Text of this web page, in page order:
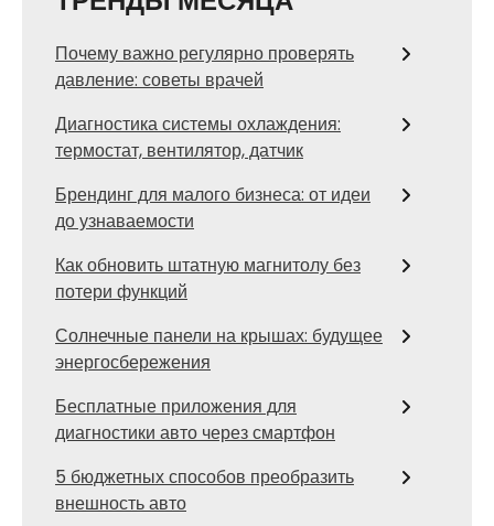
Почему важно регулярно проверять
давление: советы врачей
Диагностика системы охлаждения:
термостат, вентилятор, датчик
Брендинг для малого бизнеса: от идеи
до узнаваемости
Как обновить штатную магнитолу без
потери функций
Солнечные панели на крышах: будущее
энергосбережения
Бесплатные приложения для
диагностики авто через смартфон
5 бюджетных способов преобразить
внешность авто